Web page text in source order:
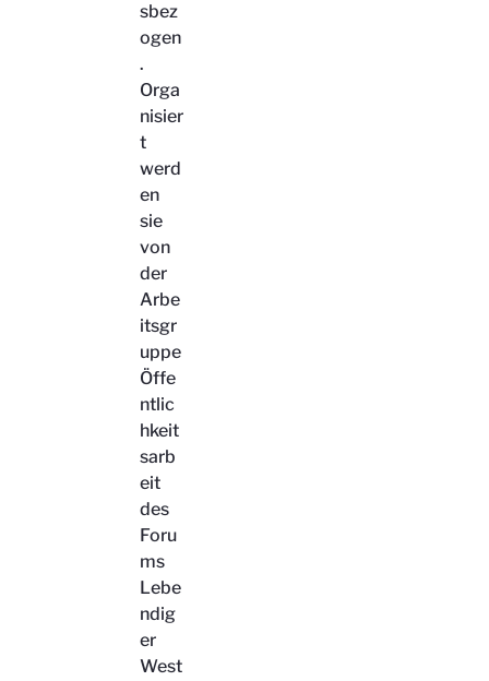
sbez
ogen
.
Orga
nisier
t
werd
en
sie
von
der
Arbe
itsgr
uppe
Öffe
ntlic
hkeit
sarb
eit
des
Foru
ms
Lebe
ndig
er
West